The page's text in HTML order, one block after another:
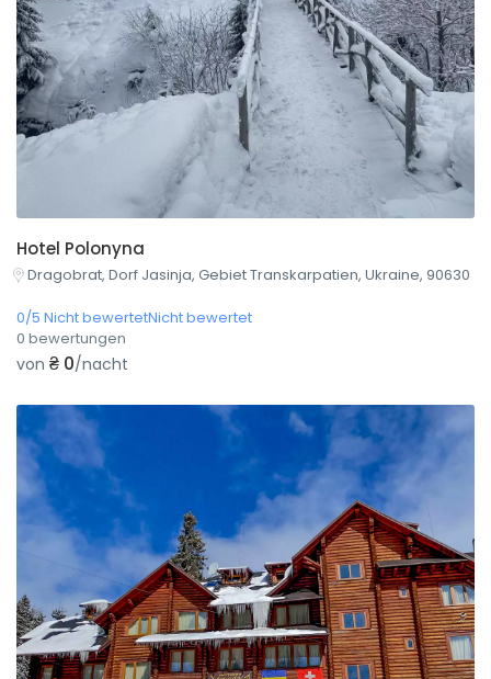
Hotel Polonyna
Dragobrat, Dorf Jasinja, Gebiet Transkarpatien, Ukraine, 90630
0/5 Nicht bewertetNicht bewertet
0 bewertungen
von ₴ 0/nacht